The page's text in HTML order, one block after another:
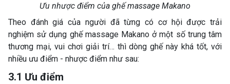
Ưu nhược điểm của ghế massage Makano
Theo đánh giá của người đã từng có cơ hội được trải
nghiệm sử dụng ghế massage Makano ở một số trung tâm
thương mại, vui chơi giải trí… thì dòng ghế này khá tốt, với
nhiều ưu điểm - nhược điểm như sau:
3.1 Ưu điểm